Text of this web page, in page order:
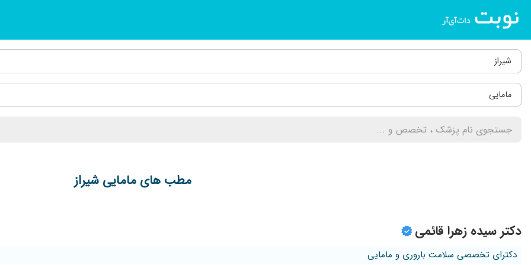
شیراز
مامایی
مطب های مامایی شیراز
دکتر سیده زهرا قائمی
دکترای تخصصی سلامت باروری و مامایی